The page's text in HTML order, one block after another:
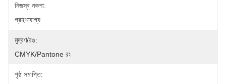
নিজস্ব নকশা:
গ্রহণযোগ্য
মুদ্রণ/রঙ:
CMYK/Pantone রং
পৃষ্ঠ সমাপ্তি: